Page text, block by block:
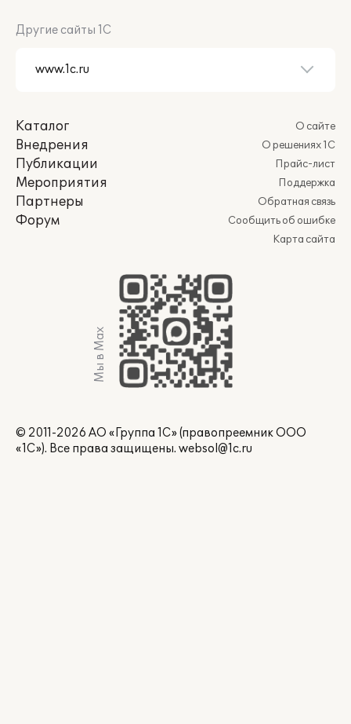
Другие сайты 1С
Каталог
Внедрения
Публикации
Мероприятия
Партнеры
Форум
О сайте
О решениях 1С
Прайс-лист
Поддержка
Обратная связь
Сообщить об ошибке
Карта сайта
Мы в Max
© 2011-2026 АО «Группа 1С» (правопреемник ООО
«1С»). Все права защищены. websol@1c.ru